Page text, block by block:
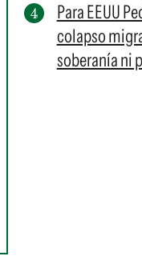
Para EEUU
colapso
soberanía ni